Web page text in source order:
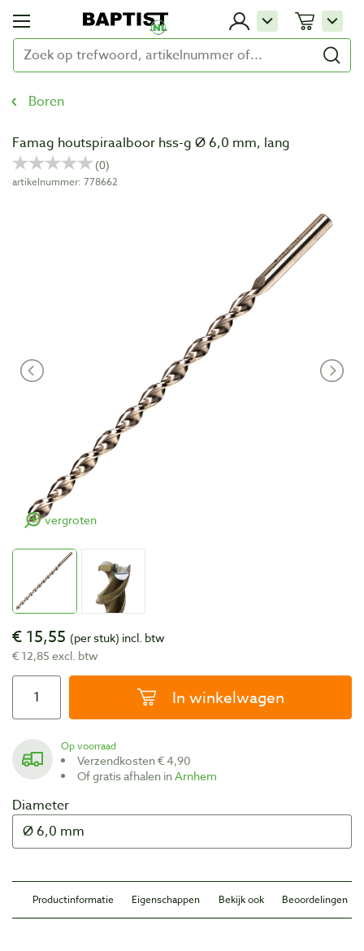
Boren
Famag houtspiraalboor hss-g Ø 6,0 mm, lang
artikelnummer: 778662
vergroten
€ 15,55 (per stuk) incl. btw
€ 12,85 excl. btw
In winkelwagen
Op voorraad
Verzendkosten € 4,90
Of gratis afhalen inArnhem
Diameter
Productinformatie Eigenschappen Bekijk ook Beoordelingen